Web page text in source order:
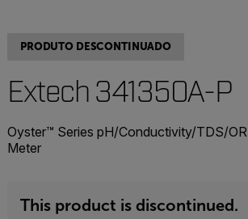
PRODUTO DESCONTINUADO
Extech 341350A-P
Oyster™ Series pH/Conductivity/TDS/
Meter
This product is discontinued.